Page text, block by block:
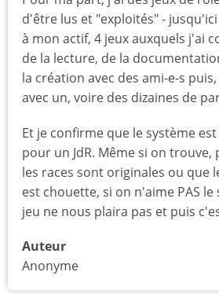
d'être lus et "exploités" -
à mon actif, 4 jeux auxquels j'ai
de la lecture, de la
la création avec des ami-e-s
avec un, voire des dizaines de
Et je confirme que le système
pour un JdR. Même si on trouve,
les races sont originales ou que
est chouette, si on n'aime PAS le
jeu ne nous plaira pas et puis
Auteur
Anonyme